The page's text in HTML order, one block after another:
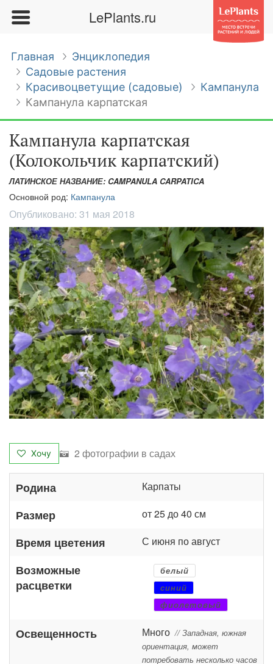
LePlants.ru
Главная
Энциклопедия
Садовые растения
Красивоцветущие (садовые)
Кампанула
Кампанула карпатская
Кампанула карпатская
(Колокольчик карпатский)
ЛАТИНСКОЕ НАЗВАНИЕ: CAMPANULA CARPATICA
Основной род: Кампанула
Опубликовано: 31 мая 2018
Хочу 2 фотографии в садах
Родина Карпаты
Размер от 25 до 40 см
Время цветения С июня по август
Возможные
расцветки
белый
синий
фиолетовый
Освещенность Много // Западная, южная
ориентация, может
потребовать несколько часов